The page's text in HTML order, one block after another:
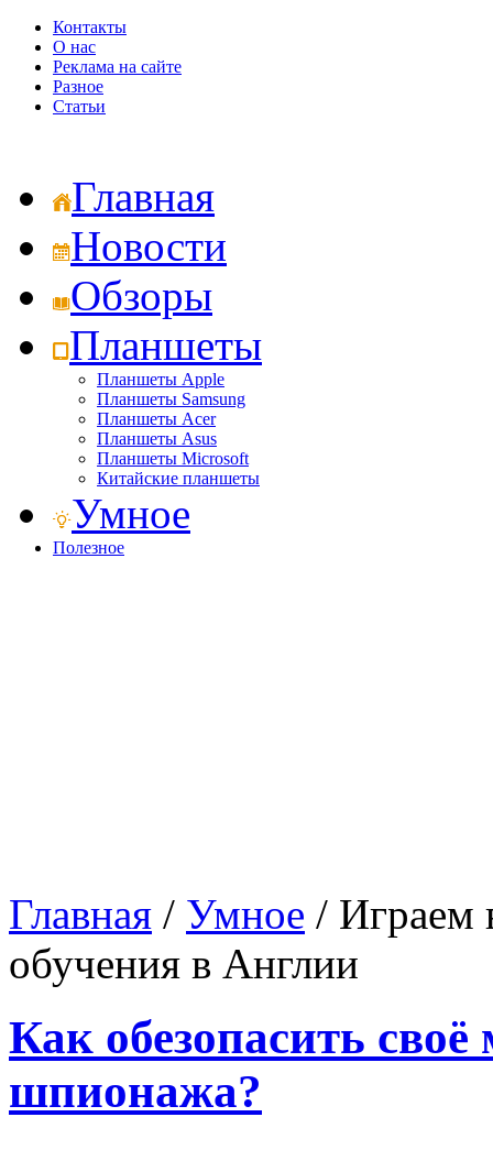
Контакты
О нас
Реклама на сайте
Разное
Статьи
Главная
Новости
Обзоры
Планшеты
Планшеты Apple
Планшеты Samsung
Планшеты Acer
Планшеты Asus
Планшеты Microsoft
Китайские планшеты
Умное
Полезное
Главная / Умное / Играем
обучения в Англии
Как обезопасить
шпионажа?